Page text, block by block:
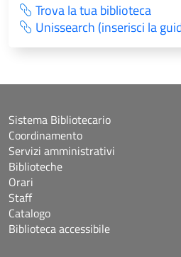
Trova la tua biblioteca
Unissearch (inserisci la
Sistema Bibliotecario
Coordinamento
Servizi amministrativi
Biblioteche
Orari
Staff
Catalogo
Biblioteca accessibile